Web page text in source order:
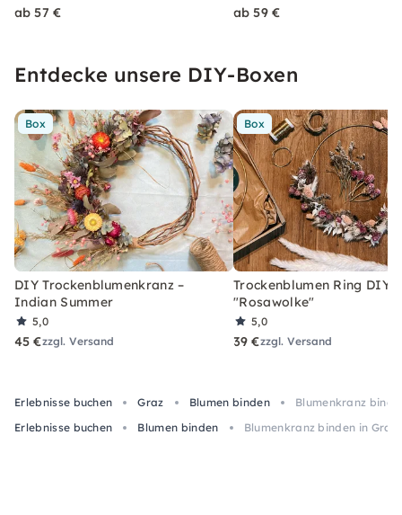
ab 57 € ab 59 €
Entdecke unsere DIY-Boxen
Box
DIY Trockenblumenkranz –
Indian Summer
5,0
45 €zzgl. Versand
Box
Trockenblumen Ring DIY-
"Rosawolke"
5,0
39 €zzgl. Versand
Erlebnisse buchen Graz Blumen binden
Blumenkranz
Erlebnisse buchen
Blumen binden Blumenkranz binden in